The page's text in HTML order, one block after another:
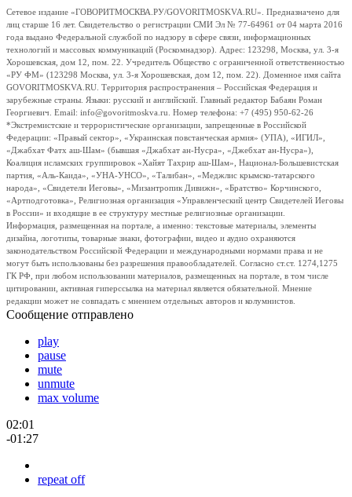
Сетевое издание «ГОВОРИТМОСКВА.РУ/GOVORITMOSKVA.RU». Предназначено для
лиц старше 16 лет. Свидетельство о регистрации СМИ Эл № 77-64961 от 04 марта 2016
года выдано Федеральной службой по надзору в сфере связи, информационных
технологий и массовых коммуникаций (Роскомнадзор). Адрес: 123298, Москва, ул. 3-я
Хорошевская, дом 12, пом. 22. Учредитель Общество с ограниченной ответственностью
«РУ ФМ» (123298 Москва, ул. 3-я Хорошевская, дом 12, пом. 22). Доменное имя сайта
GOVORITMOSKVA.RU. Территория распространения – Российская Федерация и
зарубежные страны. Языки: русский и английский. Главный редактор Бабаян Роман
Георгиевич. Email: info@govoritmoskva.ru. Номер телефона: +7 (495) 950-62-26
*Экстремистские и террористические организации, запрещенные в Российской
Федерации: «Правый сектор», «Украинская повстанческая армия» (УПА), «ИГИЛ»,
«Джабхат Фатх аш-Шам» (бывшая «Джабхат ан-Нусра», «Джебхат ан-Нусра»),
Коалиция исламских группировок «Хайят Тахрир аш-Шам», Национал-Большевистская
партия, «Аль-Каида», «УНА-УНСО», «Талибан», «Меджлис крымско-татарского
народа», «Свидетели Иеговы», «Мизантропик Дивижн», «Братство» Корчинского,
«Артподготовка», Религиозная организация «Управленческий центр Свидетелей Иеговы
в России» и входящие в ее структуру местные религиозные организации.
Информация, размещенная на портале, а именно: текстовые материалы, элементы
дизайна, логотипы, товарные знаки, фотографии, видео и аудио охраняются
законодательством Российской Федерации и международными нормами права и не
могут быть использованы без разрешения правообладателей. Согласно ст.ст. 1274,1275
ГК РФ, при любом использовании материалов, размещенных на портале, в том числе
цитировании, активная гиперссылка на материал является обязательной. Мнение
редакции может не совпадать с мнением отдельных авторов и колумнистов.
Сообщение отправлено
play
pause
mute
unmute
max volume
02:01
-01:27
repeat off